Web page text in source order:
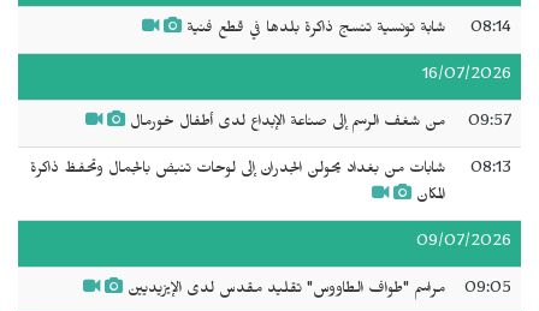
08:14 شابة تونسية تنسج ذاكرة بلدها في قطع فنية
16/07/2026
09:57 من شغف الرسم إلى صناعة الإبداع لدى أطفال خورمال
08:13
شابات من بغداد يحولن الجدران إلى لوحات تنبض بالجمال وتحفظ ذاكرة
المكان
09/07/2026
09:05 مراسم "طواف الطاووس" تقليد مقدس لدى الإيزيديين